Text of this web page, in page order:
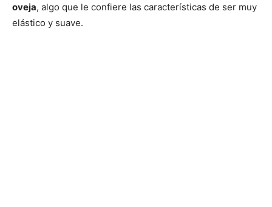
oveja, algo que le confiere las características de ser muy
elástico y suave.